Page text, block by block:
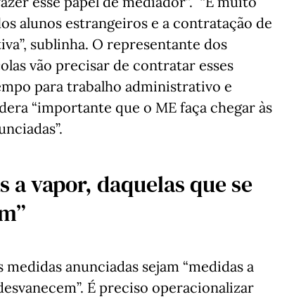
alunos estrangeiros e a contratação de
sublinha. O representante dos
vão precisar de contratar esses
para trabalho administrativo e
“importante que o ME faça chegar às
vapor, daquelas que se
anunciadas sejam “medidas a
É preciso operacionalizar